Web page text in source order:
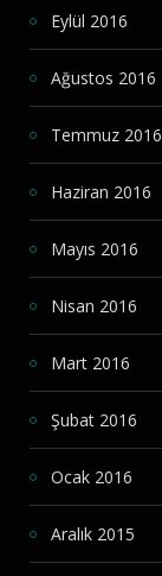
Eylül 2016
Ağustos 2016
Temmuz 2016
Haziran 2016
Mayıs 2016
Nisan 2016
Mart 2016
Şubat 2016
Ocak 2016
Aralık 2015